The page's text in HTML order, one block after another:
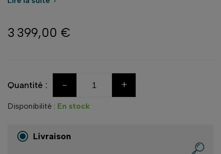
3 399,00 €
Quantité : - +
Disponibilité : En stock
Livraison